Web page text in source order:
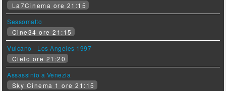
La7Cinema ore 21:15
Sessomatto
Cine34 ore 21:15
Vulcano - Los Angeles 1997
Cielo ore 21:20
Assassinio a Venezia
Sky Cinema 1 ore 21:15